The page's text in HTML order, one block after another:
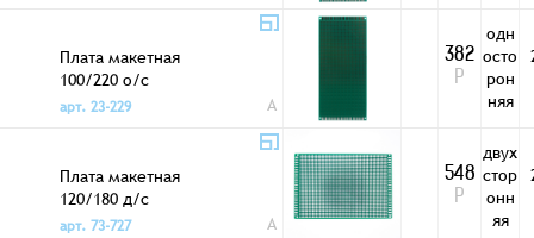
Плата макетная
100/220 о/с
арт. 23-229
A
382
Р
одн
осто
рон
няя
Плата макетная
120/180 д/с
арт. 73-727
A
548
Р
двух
стор
онн
яя